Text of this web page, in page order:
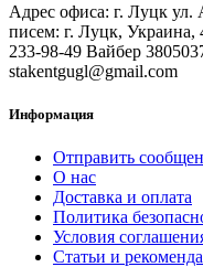
Адрес офиса: г. Луцк
писем: г. Луцк, Украина,
233-98-49 Вайбер
stakentgugl@gmail.com
Информация
Отправить
О нас
Доставка и оплата
Политика
Условия
Статьи и